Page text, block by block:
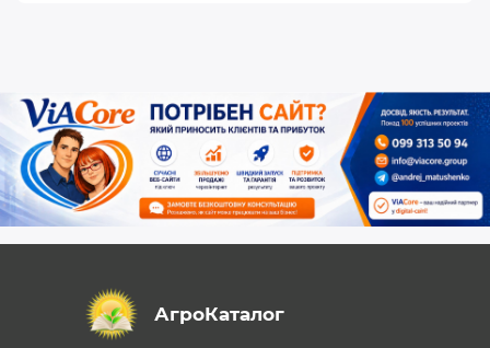
АгроКаталог